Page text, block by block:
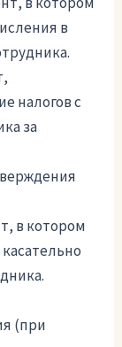
в
налогов с
за
в котором
(при